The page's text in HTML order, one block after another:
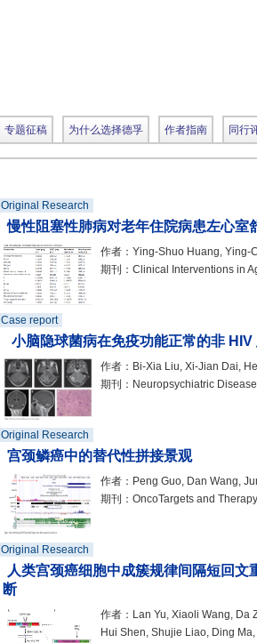
专题征稿 为什么选择德孚 作者指南 同行
Original Research
慢性阻塞性肺病对老年住院病患左心室
作者：Ying-Shuo Huang, Ying-
期刊：Clinical Interventions in
Case report
小脑隐球菌病在免疫功能正常的非
作者：Bi-Xia Liu, Xi-Jian Dai,
期刊：Neuropsychiatric
Original Research
宫颈鳞癌中的替代性拼接景观
作者：Peng Guo, Dan Wang,
期刊：OncoTargets and Therapy
Original Research
人类宫颈癌细胞中成簇规律间隔短回
断
作者：Lan Yu, Xiaoli Wang, Da
Hui Shen, Shujie Liao, Ding